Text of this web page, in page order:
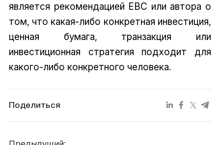
является рекомендацией EBC или автора о
том, что какая-либо конкретная инвестиция,
ценная бумага, транзакция или
инвестиционная стратегия подходит для
какого-либо конкретного человека.
Поделиться